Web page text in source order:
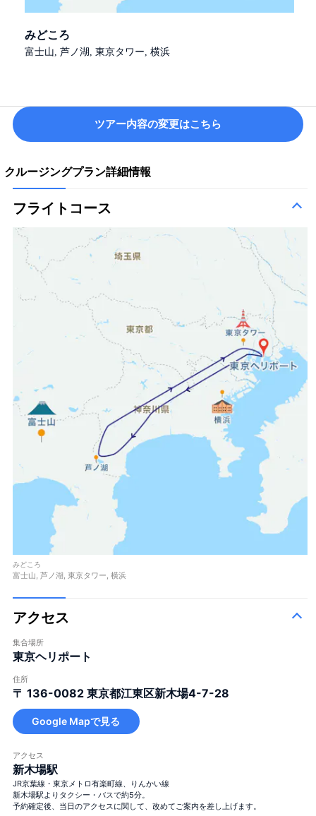
みどころ
富士山, 芦ノ湖, 東京タワー, 横浜
ツアー内容の変更はこちら
クルージングプラン詳細情報
フライトコース
みどころ
富士山, 芦ノ湖, 東京タワー, 横浜
アクセス
集合場所
東京ヘリポート
住所
〒 136-0082 東京都江東区新木場4-7-28
Google Mapで見る
アクセス
新木場駅
JR京葉線・東京メトロ有楽町線、りんかい線
新木場駅よりタクシー・バスで約5分。
予約確定後、当日のアクセスに関して、改めてご案内を差し上げます。